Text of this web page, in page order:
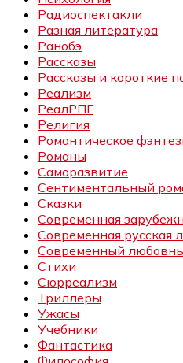
Радиоспектакли
Разная литература
Ранобэ
Рассказы
Рассказы и короткие
Реализм
РеалРПГ
Религия
Романтическое
Романы
Саморазвитие
Сентиментальный
Сказки
Современная
Современная русская
Современный
Стихи
Сюрреализм
Триллеры
Ужасы
Учебники
Фантастика